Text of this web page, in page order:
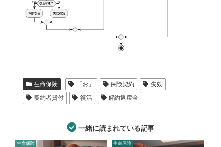
生命保険 「お」 保険契約
失効
契約者貸付
復活 解約返戻金
一緒に読まれている記事
生命保険 生命保険